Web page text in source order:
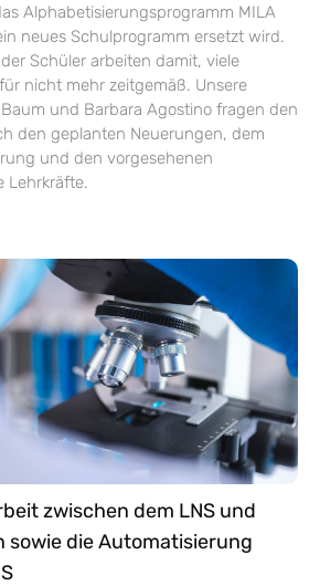
Alphabetisierungsprogramm MILA
neues Schulprogramm ersetzt wird.
Schüler arbeiten damit, viele
nicht mehr zeitgemäß. Unsere
und Barbara Agostino fragen den
den geplanten Neuerungen, dem
und den vorgesehenen
Lehrkräfte.
zwischen dem LNS und
sowie die Automatisierung